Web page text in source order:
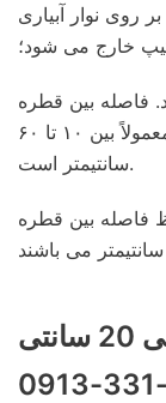
روی نوار آبیاری
خارج می شود؛
فاصله بین قطره
چکان ها در نوار آبیاری مختلف است و معمولاً بین ۱۰ تا ۶۰
سانتیمتر است.
فاصله بین قطره
نوار تیپ هفتگل خرید اینترنتی 20 سانتی